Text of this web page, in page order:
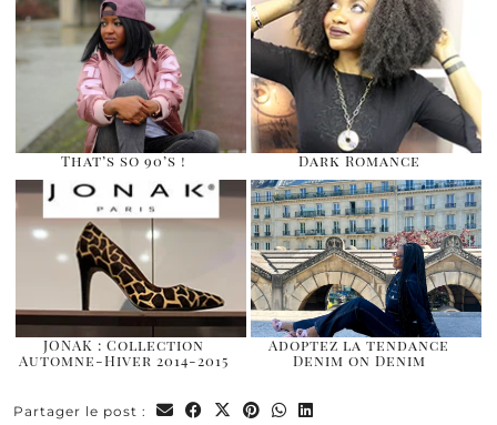
That’s so 90’s ! Dark Romance
JONAK : Collection
Automne-Hiver 2014-2015
Adoptez la tendance
Denim on Denim
Partager le post :